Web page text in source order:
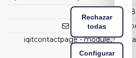
(+34) 93 298
iqitcontactpage - module, you
configuration
Rechazar
todas
Configurar